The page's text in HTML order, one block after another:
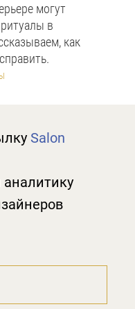
могут
в
как
Salon
аналитику